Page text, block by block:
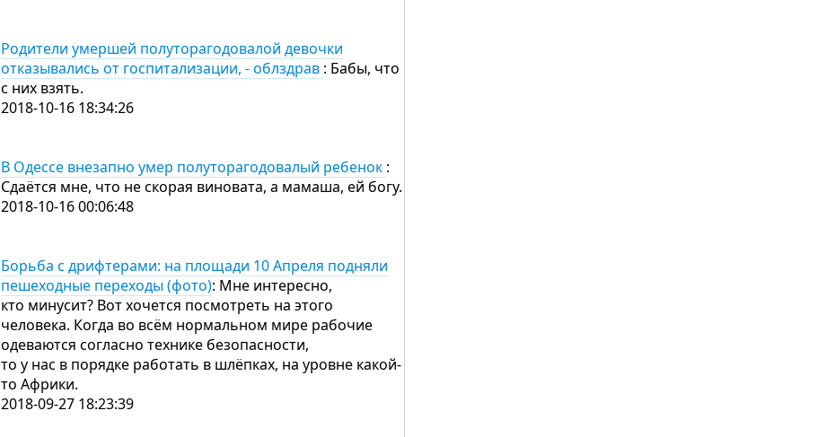
Родители умершей полуторагодовалой девочки
отказывались от госпитализации, - облздрав : Бабы, что
с них взять.
2018-10-16 18:34:26
В Одессе внезапно умер полуторагодовалый ребенок :
Сдаётся мне, что не скорая виновата, а мамаша, ей богу.
2018-10-16 00:06:48
Борьба с дрифтерами: на площади 10 Апреля подняли
пешеходные переходы (фото): Мне интересно,
кто минусит? Вот хочется посмотреть на этого
человека. Когда во всём нормальном мире рабочие
одеваются согласно технике безопасности,
то у нас в порядке работать в шлёпках, на уровне какой-
то Африки.
2018-09-27 18:23:39